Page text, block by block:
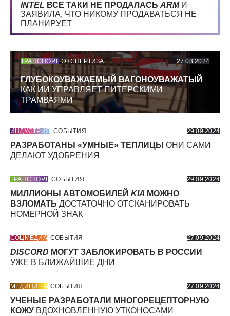
INTEL ВСЕ ТАКИ НЕ ПРОДАЛАСЬ ARMИ
ЗАЯВИЛА, ЧТО НИКОМУ ПРОДАВАТЬСЯ НЕ
ПЛАНИРУЕТ
ТРАНСПОРТ ЭКСПЕРТИЗА 27.08.2024
ГЛУБОКОУВАЖАЕМЫЙ ВАГОНОУВАЖАТЫЙ
КАК ИИ УПРАВЛЯЕТ ПИТЕРСКИМИ
ТРАМВАЯМИ
ИНДУСТРИЯ СОБЫТИЯ 29.09.2024
РАЗРАБОТАНЫ «УМНЫЕ» ТЕПЛИЦЫ ОНИ САМИ
ДЕЛАЮТ УДОБРЕНИЯ
ТРАНСПОРТ СОБЫТИЯ 29.09.2024
МИЛЛИОНЫ АВТОМОБИЛЕЙ KIA МОЖНО
ВЗЛОМАТЬ ДОСТАТОЧНО ОТСКАНИРОВАТЬ
НОМЕРНОЙ ЗНАК
СОЦМЕДИА СОБЫТИЯ 27.09.2024
DISCORD МОГУТ ЗАБЛОКИРОВАТЬ В РОССИИ
УЖЕ В БЛИЖАЙШИЕ ДНИ
МЕДИЦИНА СОБЫТИЯ 27.09.2024
УЧЕНЫЕ РАЗРАБОТАЛИ МНОГОРЕЦЕПТОРНУЮ
КОЖУ ВДОХНОВЛЕННУЮ УТКОНОСАМИ